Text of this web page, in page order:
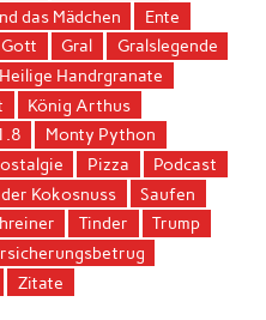
das Mädchen
Ente
Gott Gral
Gralslegende
Heilige Handrgranate
König Arthus
Monty Python
Pizza
Podcast
Kokosnuss
Saufen
Tinder
Trump
Zitate